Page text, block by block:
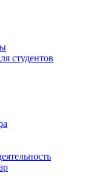
студентов